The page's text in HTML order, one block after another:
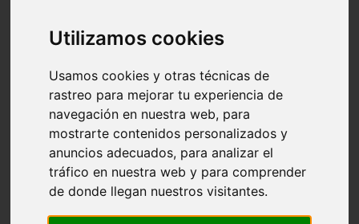
Utilizamos cookies
Usamos cookies y otras técnicas de
rastreo para mejorar tu experiencia de
navegación en nuestra web, para
mostrarte contenidos personalizados y
anuncios adecuados, para analizar el
tráfico en nuestra web y para comprender
de donde llegan nuestros visitantes.
Valencia - chiva
Murcia - calasparra
Valencia - sagunt
Asturias - ribadesella
Castellón - benicàssim
Alicante - el-campello
Cádiz - rota
Madrid - las-rozas-de-madrid
Ciudad-real - ciudad-real
Madrid - tres-cantos
Las-palmas - yaiza